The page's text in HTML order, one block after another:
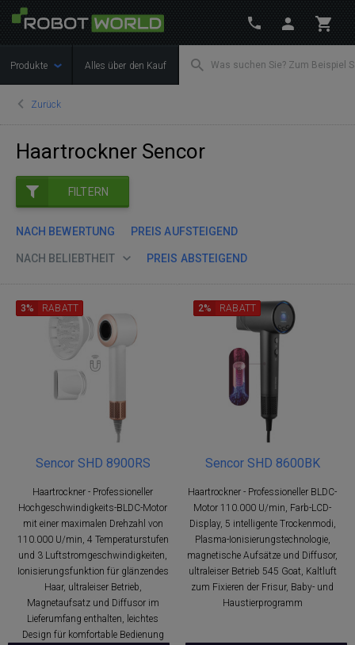
Produkte Alles über den Kauf
Zurück
Haartrockner Sencor
FILTERN
NACH BEWERTUNG PREIS AUFSTEIGEND
NACH BELIEBTHEIT PREIS ABSTEIGEND
Sencor SHD 8900RS
Haartrockner - Professioneller
Hochgeschwindigkeits-BLDC-Motor
mit einer maximalen Drehzahl von
110.000 U/min, 4 Temperaturstufen
und 3 Luftstromgeschwindigkeiten,
Ionisierungsfunktion für glänzendes
Haar, ultraleiser Betrieb,
Magnetaufsatz und Diffusor im
Lieferumfang enthalten, leichtes
Design für komfortable Bedienung
3% RABATT
Sencor SHD 8600BK
Haartrockner - Professioneller BLDC-
Motor 110.000 U/min, Farb-LCD-
Display, 5 intelligente Trockenmodi,
Plasma-Ionisierungstechnologie,
magnetische Aufsätze und Diffusor,
ultraleiser Betrieb 545 Goat, Kaltluft
zum Fixieren der Frisur, Baby- und
Haustierprogramm
2% RABATT